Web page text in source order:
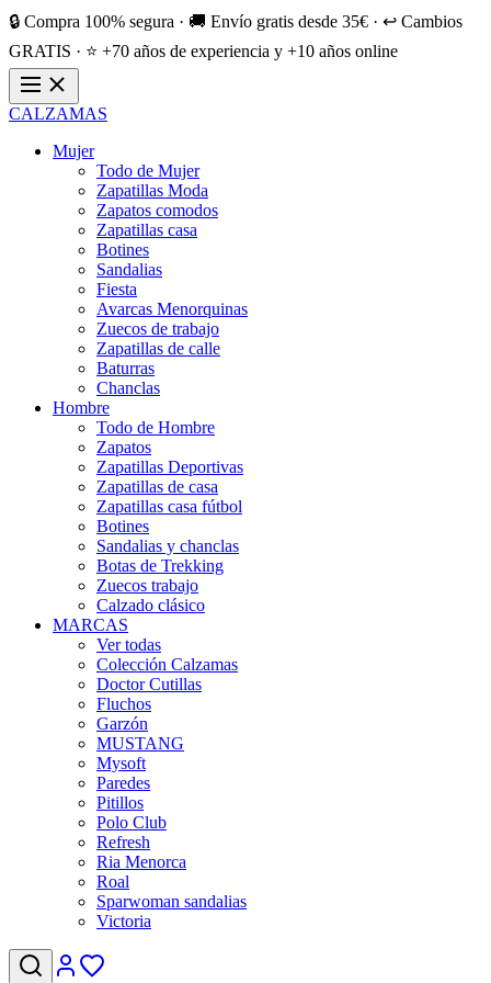
🔒 Compra 100% segura · 🚚 Envío gratis desde 35€ · ↩️ Cambios
GRATIS · ⭐ +70 años de experiencia y +10 años online
CALZAMAS
Mujer
Todo de Mujer
Zapatillas Moda
Zapatos comodos
Zapatillas casa
Botines
Sandalias
Fiesta
Avarcas Menorquinas
Zuecos de trabajo
Zapatillas de calle
Baturras
Chanclas
Hombre
Todo de Hombre
Zapatos
Zapatillas Deportivas
Zapatillas de casa
Zapatillas casa fútbol
Botines
Sandalias y chanclas
Botas de Trekking
Zuecos trabajo
Calzado clásico
MARCAS
Ver todas
Colección Calzamas
Doctor Cutillas
Fluchos
Garzón
MUSTANG
Mysoft
Paredes
Pitillos
Polo Club
Refresh
Ria Menorca
Roal
Sparwoman sandalias
Victoria